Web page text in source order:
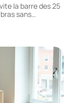
la barre des 25
sans…